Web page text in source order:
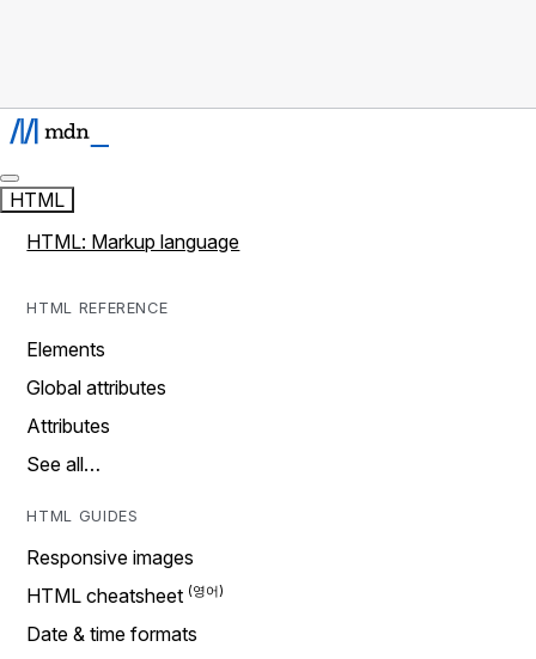
HTML
HTML: Markup language
HTML REFERENCE
Elements
Global attributes
Attributes
See all…
HTML GUIDES
Responsive images
HTML cheatsheet
Date & time formats